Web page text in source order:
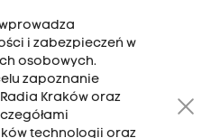
i zabezpieczeń w
osobowych.
zapoznanie
Kraków oraz
technologii oraz